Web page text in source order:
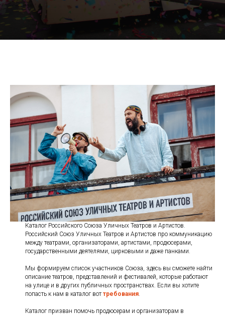
Каталог Российского Союза Уличных Театров и Артистов.
Российский Союз Уличных Театров и Артистов про коммуникацию
между театрами, организаторами, артистами, продюсерами,
государственными деятелями, цирковыми и даже панками.
Мы формируем список участников Союза, здесь вы сможете найти
описание театров, представлений и фестивалей, которые работают
на улице и в других публичных пространствах. Если вы хотите
попасть к нам в каталог воттребования.
Каталог призван помочь продюсерам и организаторам в